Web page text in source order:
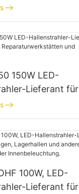
in
Lagerhallen usw.
150W LED-
Lieferant für
wie
und
100W, LED-
Lieferant für